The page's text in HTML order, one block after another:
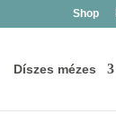
Shop
Díszes mézes